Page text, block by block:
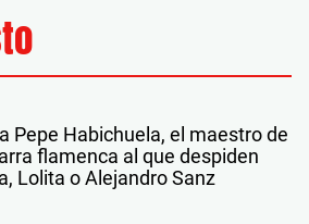
Pepe Habichuela, el maestro de
flamenca al que despiden
Lolita o Alejandro Sanz